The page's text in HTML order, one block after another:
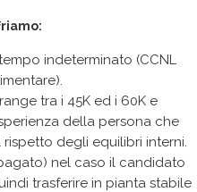
indeterminato (CCNL
tra i 45K ed i 60K e
della persona che
degli equilibri interni.
nel caso il candidato
trasferire in pianta stabile